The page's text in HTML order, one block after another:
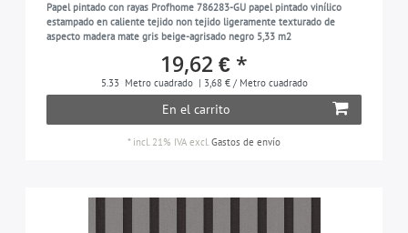
Papel pintado con rayas Profhome 786283-GU papel pintado vinílico
estampado en caliente tejido non tejido ligeramente texturado de
aspecto madera mate gris beige-agrisado negro 5,33 m2
19,62 € *
5.33 Metro cuadrado | 3,68 € / Metro cuadrado
En el carrito
* incl. 21% IVA excl.Gastos de envío